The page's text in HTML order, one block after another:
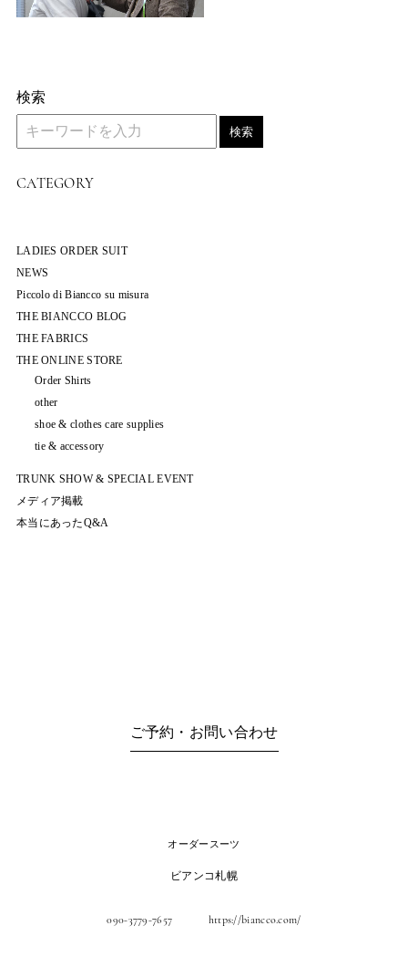
検索
検索
CATEGORY
LADIES ORDER SUIT
NEWS
Piccolo di Biancco su misura
THE BIANCCO BLOG
THE FABRICS
THE ONLINE STORE
Order Shirts
other
shoe & clothes care supplies
tie & accessory
TRUNK SHOW & SPECIAL EVENT
メディア掲載
本当にあったQ&A
ご予約・お問い合わせ
オーダースーツ
ビアンコ札幌
090-3779-7657 https://biancco.com/